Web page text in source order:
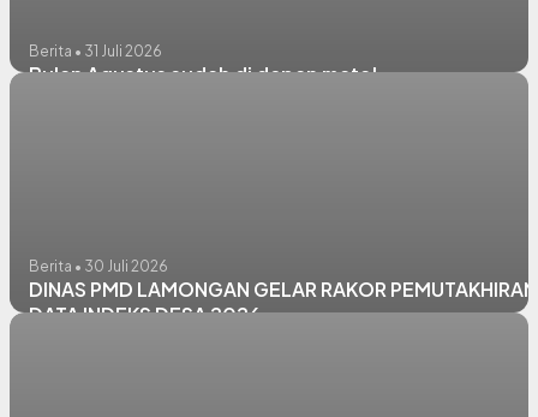
Berita • 31 Juli 2026
Bulan Agustus sudah di depan mata!
Berita • 30 Juli 2026
DINAS PMD LAMONGAN GELAR RAKOR PEMUTAKHIRAN
DATA INDEKS DESA 2026